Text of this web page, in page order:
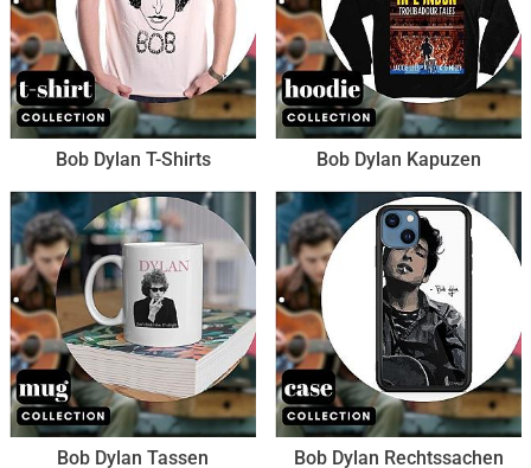
Bob Dylan T-Shirts Bob Dylan Kapuzen
Bob Dylan Tassen Bob Dylan Rechtssachen